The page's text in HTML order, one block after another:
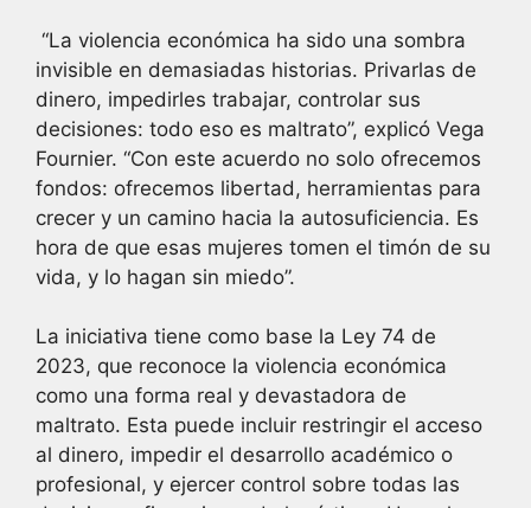
“La violencia económica ha sido una sombra
invisible en demasiadas historias. Privarlas de
dinero, impedirles trabajar, controlar sus
decisiones: todo eso es maltrato”, explicó Vega
Fournier. “Con este acuerdo no solo ofrecemos
fondos: ofrecemos libertad, herramientas para
crecer y un camino hacia la autosuficiencia. Es
hora de que esas mujeres tomen el timón de su
vida, y lo hagan sin miedo”.
La iniciativa tiene como base la Ley 74 de
2023, que reconoce la violencia económica
como una forma real y devastadora de
maltrato. Esta puede incluir restringir el acceso
al dinero, impedir el desarrollo académico o
profesional, y ejercer control sobre todas las